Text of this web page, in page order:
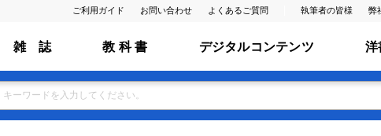
ご利用ガイド お問い合わせ よくあるご質問 執筆者の皆様 弊
雑 誌 教 科 書 デジタルコンテンツ 洋